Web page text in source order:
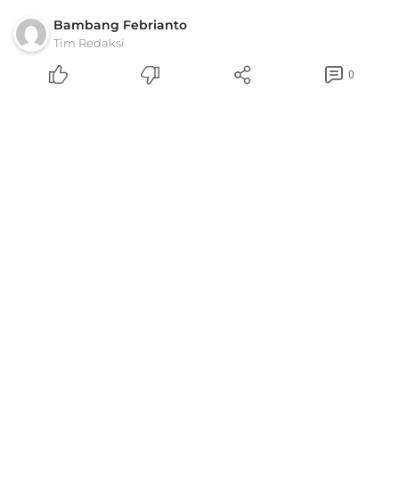
Bambang Febrianto
Tim Redaksi
0